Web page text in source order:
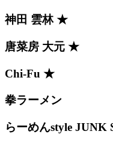
神田 雲林 ★
唐菜房 大元 ★
Chi-Fu ★
拳ラーメン
らーめんstyle JUNK